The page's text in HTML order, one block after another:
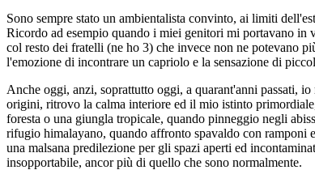
Sono sempre stato un ambientalista convinto, ai limiti
Ricordo ad esempio quando i miei genitori mi portavano in
col resto dei fratelli (ne ho 3) che invece non ne potevano
l'emozione di incontrare un capriolo e la sensazione di
Anche oggi, anzi, soprattutto oggi, a quarant'anni passati,
origini, ritrovo la calma interiore ed il mio istinto
foresta o una giungla tropicale, quando pinneggio negli
rifugio himalayano, quando affronto spavaldo con ramponi
una malsana predilezione per gli spazi aperti ed
insopportabile, ancor più di quello che sono normalmente.